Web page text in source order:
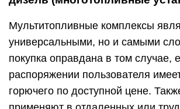
Мультитопливные комплексы
универсальными, но и самыми
покупка оправдана в том случае,
распоряжении пользователя
горючего по доступной цене.